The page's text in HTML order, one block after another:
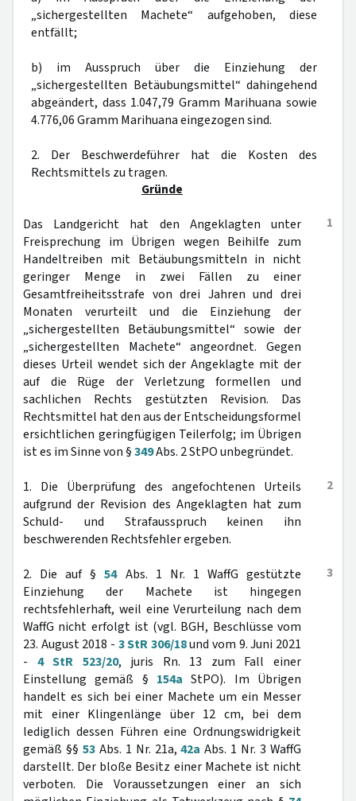
„sichergestellten Machete“ aufgehoben, diese
entfällt;
b) im Ausspruch über die Einziehung der
„sichergestellten Betäubungsmittel“ dahingehend
abgeändert, dass 1.047,79 Gramm Marihuana sowie
4.776,06 Gramm Marihuana eingezogen sind.
2. Der Beschwerdeführer hat die Kosten des
Rechtsmittels zu tragen.
Gründe
1
Das Landgericht hat den Angeklagten unter
Freisprechung im Übrigen wegen Beihilfe zum
Handeltreiben mit Betäubungsmitteln in nicht
geringer Menge in zwei Fällen zu einer
Gesamtfreiheitsstrafe von drei Jahren und drei
Monaten verurteilt und die Einziehung der
„sichergestellten Betäubungsmittel“ sowie der
„sichergestellten Machete“ angeordnet. Gegen
dieses Urteil wendet sich der Angeklagte mit der
auf die Rüge der Verletzung formellen und
sachlichen Rechts gestützten Revision. Das
Rechtsmittel hat den aus der Entscheidungsformel
ersichtlichen geringfügigen Teilerfolg; im Übrigen
ist es im Sinne von §349Abs. 2 StPO unbegründet.
2
1. Die Überprüfung des angefochtenen Urteils
aufgrund der Revision des Angeklagten hat zum
Schuld- und Strafausspruch keinen ihn
beschwerenden Rechtsfehler ergeben.
3
2. Die auf §54Abs. 1 Nr. 1 WaffG gestützte
Einziehung der Machete ist hingegen
rechtsfehlerhaft, weil eine Verurteilung nach dem
WaffG nicht erfolgt ist (vgl. BGH, Beschlüsse vom
23. August 2018 - 3 StR 306/18und vom 9. Juni 2021
- 4 StR 523/20, juris Rn. 13 zum Fall einer
Einstellung gemäß § 154a StPO). Im Übrigen
handelt es sich bei einer Machete um ein Messer
mit einer Klingenlänge über 12 cm, bei dem
lediglich dessen Führen eine Ordnungswidrigkeit
gemäß §§ 53Abs. 1 Nr. 21a,42a Abs. 1 Nr. 3 WaffG
darstellt. Der bloße Besitz einer Machete ist nicht
verboten. Die Voraussetzungen einer an sich